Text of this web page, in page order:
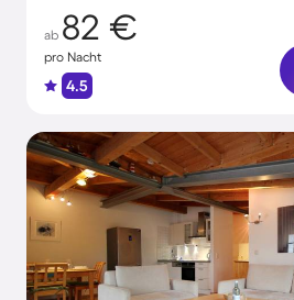
ab 82 €
pro Nacht
4.5